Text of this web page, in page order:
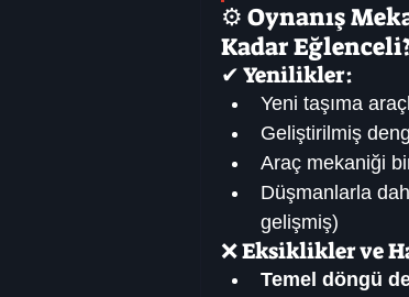
⚙️ Oynanış
Kadar
✔ Yenilikler:
Yeni taşıma
Geliştirilmiş
Araç mekaniği
Düşmanlarla
gelişmiş)
❌ Eksiklikler ve
Temel döngü